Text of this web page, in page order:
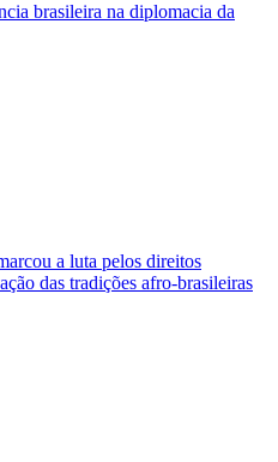
brasileira na diplomacia da
a luta pelos direitos
das tradições afro-brasileiras